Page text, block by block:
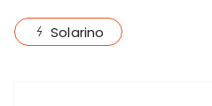
Solarino